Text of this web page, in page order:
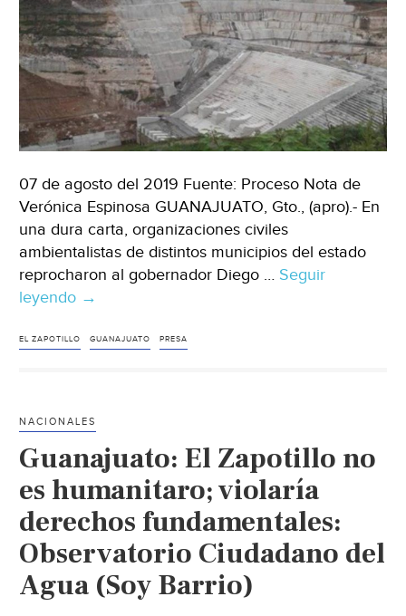
07 de agosto del 2019 Fuente: Proceso Nota de
Verónica Espinosa GUANAJUATO, Gto., (apro).- En
una dura carta, organizaciones civiles
ambientalistas de distintos municipios del estado
reprocharon al gobernador Diego … Seguir
leyendo ONG
al
su
apoyo
El
Zapotillo
(Proceso)
→
EL ZAPOTILLO GUANAJUATO PRESA
NACIONALES
Guanajuato: El Zapotillo no
es humanitaro; violaría
derechos fundamentales:
Observatorio Ciudadano del
Agua (Soy Barrio)